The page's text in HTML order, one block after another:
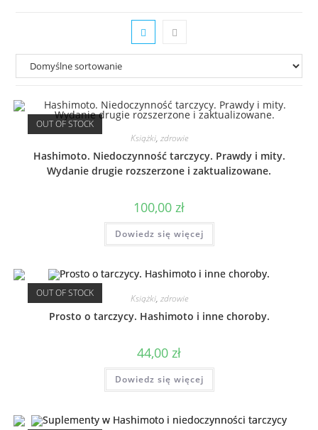
OUT OF STOCK
Książki, zdrowie
Hashimoto. Niedoczynność tarczycy. Prawdy i mity.
Wydanie drugie rozszerzone i zaktualizowane.
100,00 zł
Dowiedz się więcej
OUT OF STOCK Książki, zdrowie
Prosto o tarczycy. Hashimoto i inne choroby.
44,00 zł
Dowiedz się więcej